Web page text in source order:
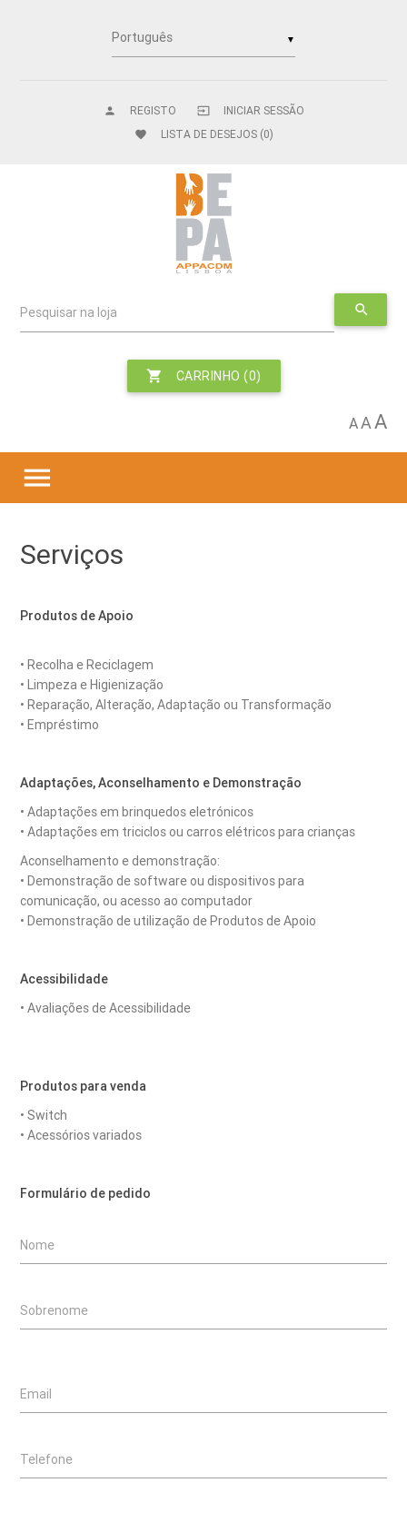
▼
REGISTO
person INICIAR SESSÃO
input
favorite
LISTA DE DESEJOS (0)
Pesquisar na loja search
CARRINHO (0)
shopping_cart
AAA
menu
Serviços
Produtos de Apoio
• Recolha e Reciclagem
• Limpeza e Higienização
• Reparação, Alteração, Adaptação ou Transformação
• Empréstimo
Adaptações, Aconselhamento e Demonstração
• Adaptações em brinquedos eletrónicos
• Adaptações em triciclos ou carros elétricos para crianças
Aconselhamento e demonstração:
• Demonstração de software ou dispositivos para
comunicação, ou acesso ao computador
• Demonstração de utilização de Produtos de Apoio
Acessibilidade
• Avaliações de Acessibilidade
Produtos para venda
• Switch
• Acessórios variados
Formulário de pedido
Nome
Sobrenome
Email
Telefone